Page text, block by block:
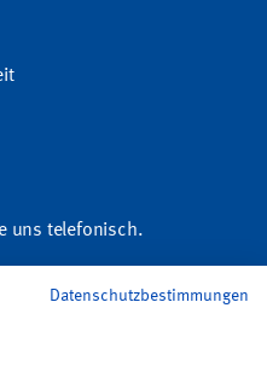
uns telefonisch.
zu Mitgliedschaft und Beitrag.
Datenschutzbestimmungen